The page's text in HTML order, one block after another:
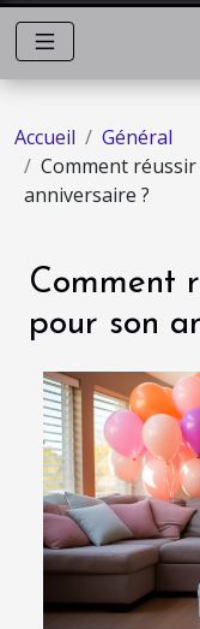
Accueil
Général
Comment
anniversaire ?
Comment
pour son